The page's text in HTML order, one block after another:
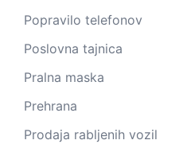
Popravilo telefonov
Poslovna tajnica
Pralna maska
Prehrana
Prodaja rabljenih vozil